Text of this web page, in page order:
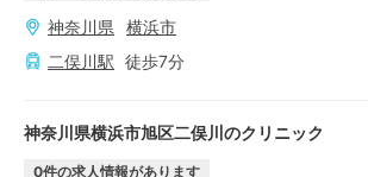
神奈川県
横浜市
二俣川駅 徒歩7分
神奈川県横浜市旭区二俣川のクリニック
0件の求人情報があります